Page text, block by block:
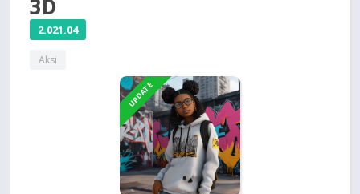
Permainan
Cari
3D
2.021.04
Aksi
UPDATE